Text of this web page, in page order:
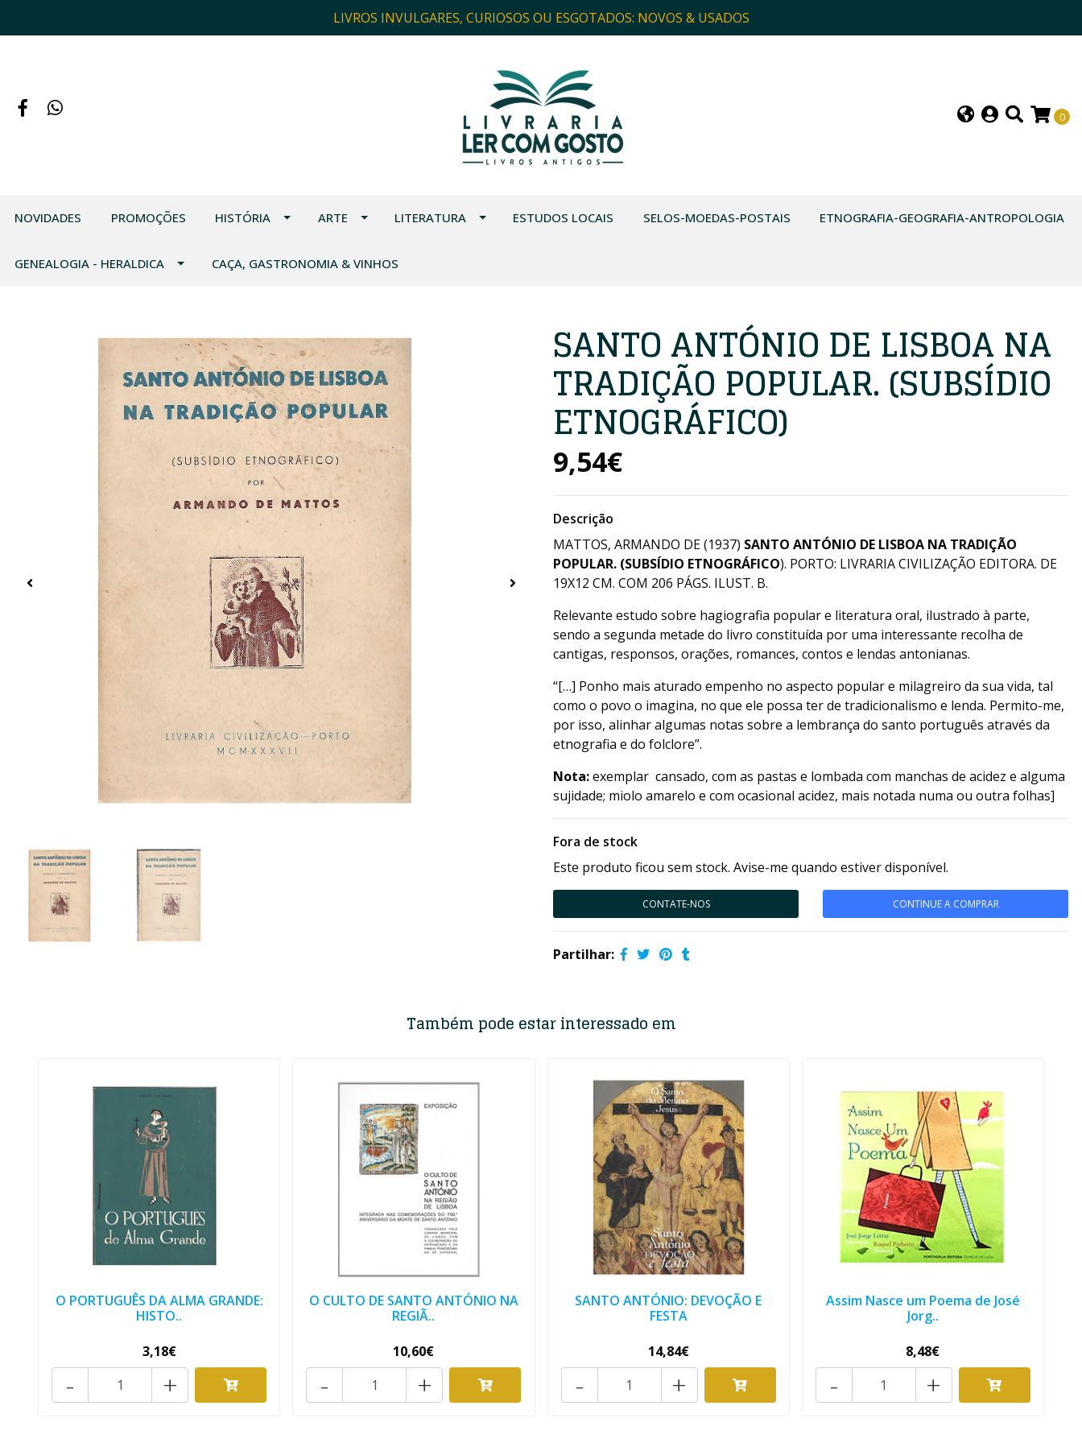
LIVROS INVULGARES, CURIOSOS OU ESGOTADOS: NOVOS & USADOS
0
NOVIDADES PROMOÇÕES HISTÓRIA ARTE LITERATURA ESTUDOS LOCAIS SELOS-MOEDAS-POSTAIS ETNOGRAFIA-GEOGRAFIA-ANTROPOLOGIA
GENEALOGIA - HERALDICA CAÇA, GASTRONOMIA & VINHOS
SANTO ANTÓNIO DE LISBOA NA
TRADIÇÃO POPULAR. (SUBSÍDIO
ETNOGRÁFICO)
9,54€
Descrição
MATTOS, ARMANDO DE (1937) SANTO ANTÓNIO DE LISBOA NA TRADIÇÃO
POPULAR. (SUBSÍDIO ETNOGRÁFICO). PORTO: LIVRARIA CIVILIZAÇÃO EDITORA. DE
19X12 CM. COM 206 PÁGS. ILUST. B.
Relevante estudo sobre hagiografia popular e literatura oral, ilustrado à parte,
sendo a segunda metade do livro constituída por uma interessante recolha de
cantigas, responsos, orações, romances, contos e lendas antonianas.
“[…] Ponho mais aturado empenho no aspecto popular e milagreiro da sua vida, tal
como o povo o imagina, no que ele possa ter de tradicionalismo e lenda. Permito-me,
por isso, alinhar algumas notas sobre a lembrança do santo português através da
etnografia e do folclore”.
Nota:exemplar cansado, com as pastas e lombada com manchas de acidez e alguma
sujidade; miolo amarelo e com ocasional acidez, mais notada numa ou outra folhas]
Fora de stock
Este produto ficou sem stock. Avise-me quando estiver disponível.
CONTATE-NOS CONTINUE A COMPRAR
Partilhar:
Também pode estar interessado em
O PORTUGUÊS DA ALMA GRANDE:
HISTO..
3,18€
+
-
O CULTO DE SANTO ANTÓNIO NA
REGIÃ..
10,60€
+
-
SANTO ANTÓNIO: DEVOÇÃO E
FESTA
14,84€
+
-
Assim Nasce um Poema de José
Jorg..
8,48€
+
-